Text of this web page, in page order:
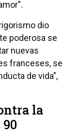
dio
poderosa se
nuevas
franceses, se
de vida",
la